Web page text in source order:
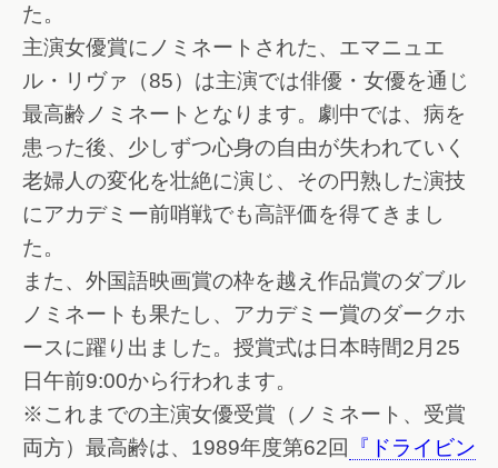
た。
主演女優賞にノミネートされた、エマニュエ
ル・リヴァ（85）は主演では俳優・女優を通じ
最高齢ノミネートとなります。劇中では、病を
患った後、少しずつ心身の自由が失われていく
老婦人の変化を壮絶に演じ、その円熟した演技
にアカデミー前哨戦でも高評価を得てきまし
た。
また、外国語映画賞の枠を越え作品賞のダブル
ノミネートも果たし、アカデミー賞のダークホ
ースに躍り出ました。授賞式は日本時間2月25
日午前9:00から行われます。
※これまでの主演女優受賞（ノミネート、受賞
両方）最高齢は、1989年度第62回
『ドライビン